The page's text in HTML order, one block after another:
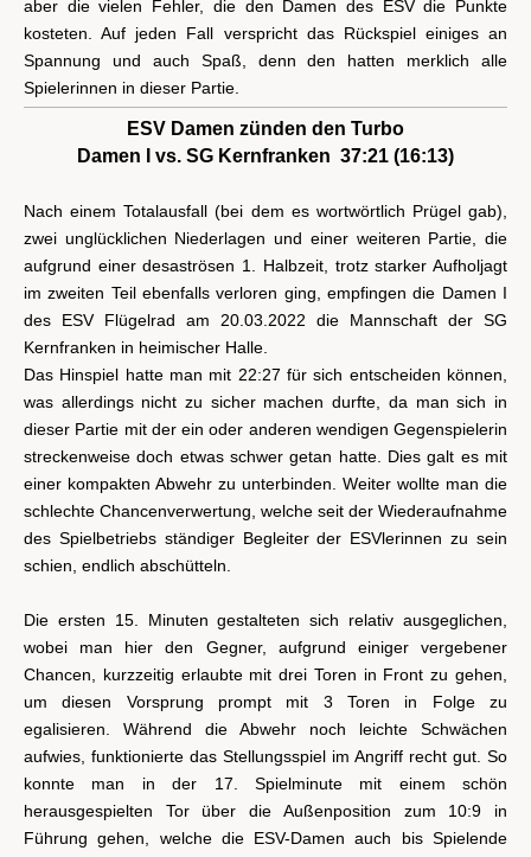
aber die vielen Fehler, die den Damen des ESV die Punkte
kosteten. Auf jeden Fall verspricht das Rückspiel einiges an
Spannung und auch Spaß, denn den hatten merklich alle
Spielerinnen in dieser Partie.
ESV Damen zünden den Turbo
Damen I vs. SG Kernfranken 37:21 (16:13)
Nach einem Totalausfall (bei dem es wortwörtlich Prügel gab),
zwei unglücklichen Niederlagen und einer weiteren Partie, die
aufgrund einer desaströsen 1. Halbzeit, trotz starker Aufholjagt
im zweiten Teil ebenfalls verloren ging, empfingen die Damen I
des ESV Flügelrad am 20.03.2022 die Mannschaft der SG
Kernfranken in heimischer Halle.
Das Hinspiel hatte man mit 22:27 für sich entscheiden können,
was allerdings nicht zu sicher machen durfte, da man sich in
dieser Partie mit der ein oder anderen wendigen Gegenspielerin
streckenweise doch etwas schwer getan hatte. Dies galt es mit
einer kompakten Abwehr zu unterbinden. Weiter wollte man die
schlechte Chancenverwertung, welche seit der Wiederaufnahme
des Spielbetriebs ständiger Begleiter der ESVlerinnen zu sein
schien, endlich abschütteln.
Die ersten 15. Minuten gestalteten sich relativ ausgeglichen,
wobei man hier den Gegner, aufgrund einiger vergebener
Chancen, kurzzeitig erlaubte mit drei Toren in Front zu gehen,
um diesen Vorsprung prompt mit 3 Toren in Folge zu
egalisieren. Während die Abwehr noch leichte Schwächen
aufwies, funktionierte das Stellungsspiel im Angriff recht gut. So
konnte man in der 17. Spielminute mit einem schön
herausgespielten Tor über die Außenposition zum 10:9 in
Führung gehen, welche die ESV-Damen auch bis Spielende